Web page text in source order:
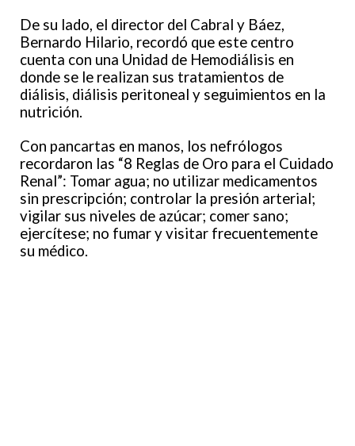
De su lado, el director del Cabral y Báez,
Bernardo Hilario, recordó que este centro
cuenta con una Unidad de Hemodiálisis en
donde se le realizan sus tratamientos de
diálisis, diálisis peritoneal y seguimientos en la
nutrición.
Con pancartas en manos, los nefrólogos
recordaron las “8 Reglas de Oro para el Cuidado
Renal”: Tomar agua; no utilizar medicamentos
sin prescripción; controlar la presión arterial;
vigilar sus niveles de azúcar; comer sano;
ejercítese; no fumar y visitar frecuentemente
su médico.